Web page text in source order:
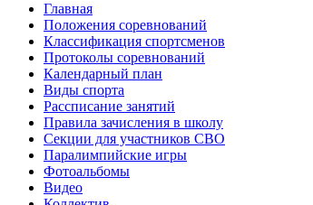
Главная
Положения соревнований
Классификация спортсменов
Протоколы соревнований
Календарный план
Виды спорта
Рассписание занятий
Правила зачисления в школу
Секции для участников СВО
Паралимпийские игры
Фотоальбомы
Видео